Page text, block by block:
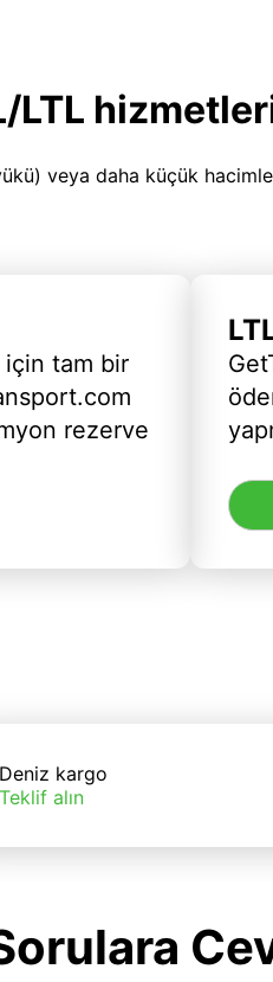
veya daha küçük
için tam bir
rezerve
Deniz kargo
Teklif alın